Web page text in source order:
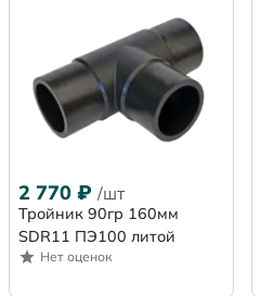
2 770 ₽ /шт
Тройник 90гр 160мм
SDR11 ПЭ100 литой
Нет оценок